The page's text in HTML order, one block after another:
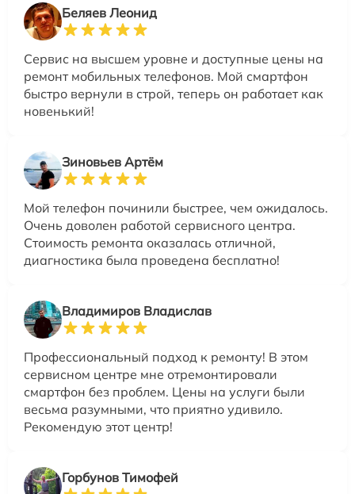
Беляев Леонид
Сервис на высшем уровне и доступные цены на
ремонт мобильных телефонов. Мой смартфон
быстро вернули в строй, теперь он работает как
новенький!
Зиновьев Артём
Мой телефон починили быстрее, чем ожидалось.
Очень доволен работой сервисного центра.
Стоимость ремонта оказалась отличной,
диагностика была проведена бесплатно!
Владимиров Владислав
Профессиональный подход к ремонту! В этом
сервисном центре мне отремонтировали
смартфон без проблем. Цены на услуги были
весьма разумными, что приятно удивило.
Рекомендую этот центр!
Горбунов Тимофей